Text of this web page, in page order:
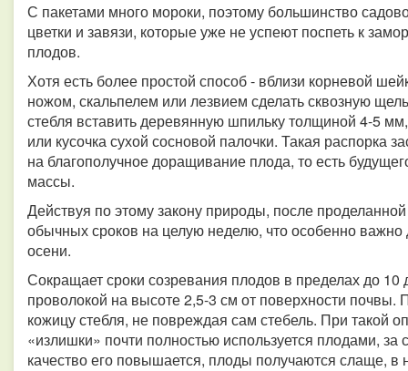
С пакетами много мороки, поэтому большинство
цветки и завязи, которые уже не успеют поспеть к
плодов.
Хотя есть более простой способ - вблизи корневой
ножом, скальпелем или лезвием сделать сквозную
стебля вставить деревянную шпильку толщиной 4-5
или кусочка сухой сосновой палочки. Такая распорка
на благополучное доращивание плода, то есть
массы.
Действуя по этому закону природы, после
обычных сроков на целую неделю, что особенно
осени.
Сокращает сроки созревания плодов в пределах до
проволокой на высоте 2,5-3 см от поверхности почвы.
кожицу стебля, не повреждая сам стебель. При такой
«излишки» почти полностью используется плодами, за
качество его повышается, плоды получаются слаще, в